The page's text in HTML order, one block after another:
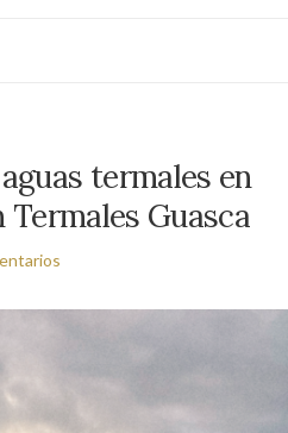
termales en
Guasca